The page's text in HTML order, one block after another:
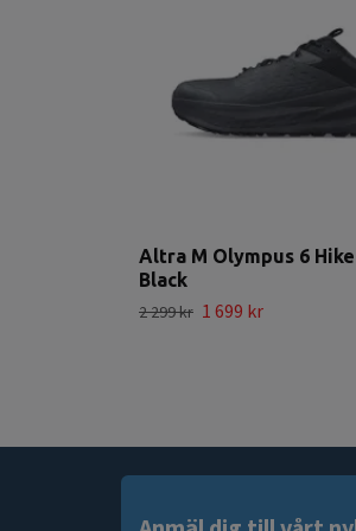
Altra M Olympus 6 Hike
Black
2 299 kr 1 699 kr